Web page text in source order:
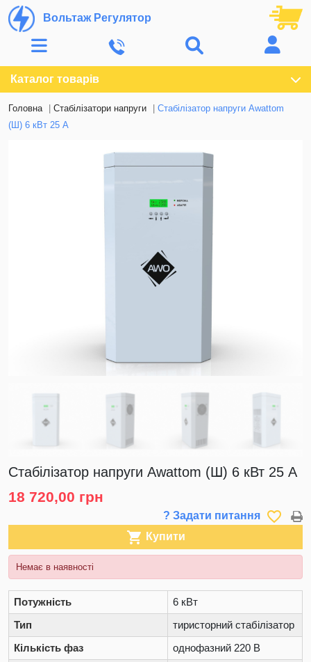
Вольтаж Регулятор
Каталог товарів
Головна Стабілізатори напруги
Стабілізатор напруги Awattom
(Ш) 6 кВт 25 А
Стабілізатор напруги Awattom (Ш) 6 кВт 25 А
18 720,00 грн
? Задати питання favorite_border
 Купити
Немає в наявності
Потужність
6 кВт
Тип
тиристорний стабілізатор
Кількість фаз
однофазний 220 В